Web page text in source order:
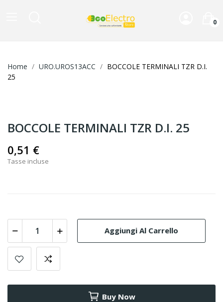
0
Home URO.UROS13ACC
BOCCOLE TERMINALI TZR D.I.
25
BOCCOLE TERMINALI TZR D.I. 25
0,51 €
Tasse incluse
Aggiungi Al Carrello
Buy Now